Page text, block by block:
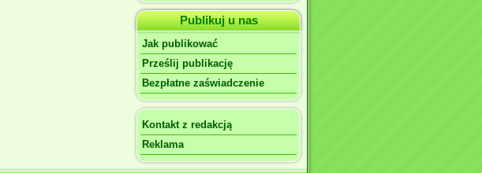
Publikuj u nas
Jak publikować
Prześlij publikację
Bezpłatne zaświadczenie
Kontakt z redakcją
Reklama